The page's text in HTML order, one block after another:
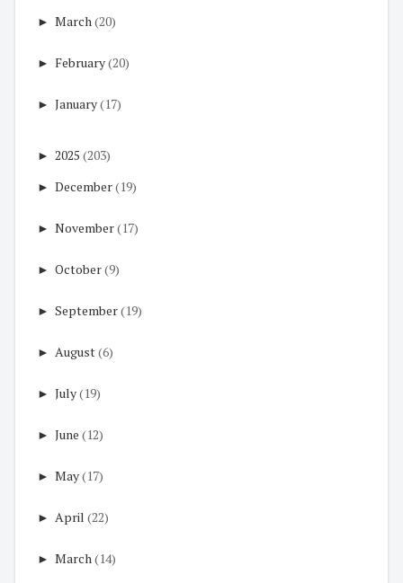
► March(20)
► February(20)
► January(17)
► 2025 (203)
► December(19)
► November(17)
► October(9)
► September(19)
► August(6)
► July(19)
► June (12)
► May(17)
► April (22)
► March(14)